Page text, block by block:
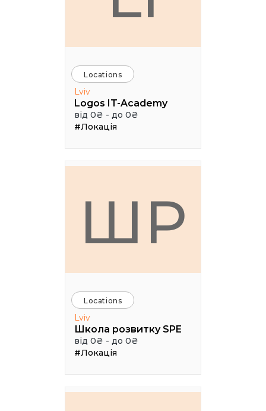
Locations
Lviv
Logos IT-Academy
від 0₴ - до 0₴
#Локація
ШР
Locations
Lviv
Школа розвитку SPE
від 0₴ - до 0₴
#Локація